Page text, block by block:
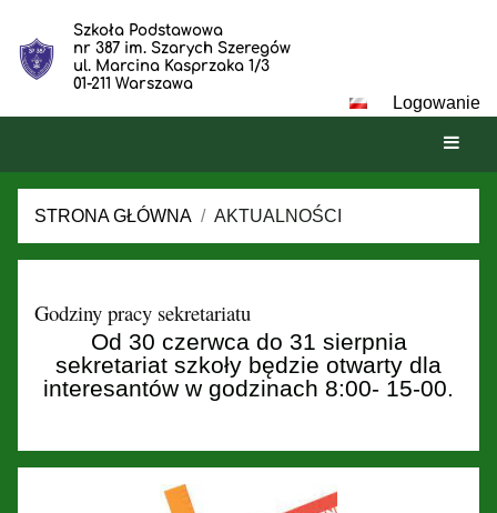
Szkoła Podstawowa
nr 387 im. Szarych Szeregów
ul. Marcina Kasprzaka 1/3
01-211 Warszawa
Logowanie
STRONA GŁÓWNA / AKTUALNOŚCI
Godziny pracy sekretariatu
Od 30 czerwca do 31 sierpnia
sekretariat szkoły będzie otwarty dla
interesantów w godzinach 8:00- 15-00.